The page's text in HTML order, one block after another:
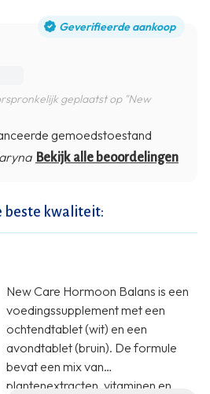
Geverifieerde aankoop
geplaatst op "New
gemoedstoestand
Bekijk alle beoordelingen
beste kwaliteit:
New Care Hormoon Balans is een
voedingssupplement met een
ochtendtablet (wit) en een
avondtablet (bruin). De formule
bevat een mix van
plantenextracten, vitaminen en